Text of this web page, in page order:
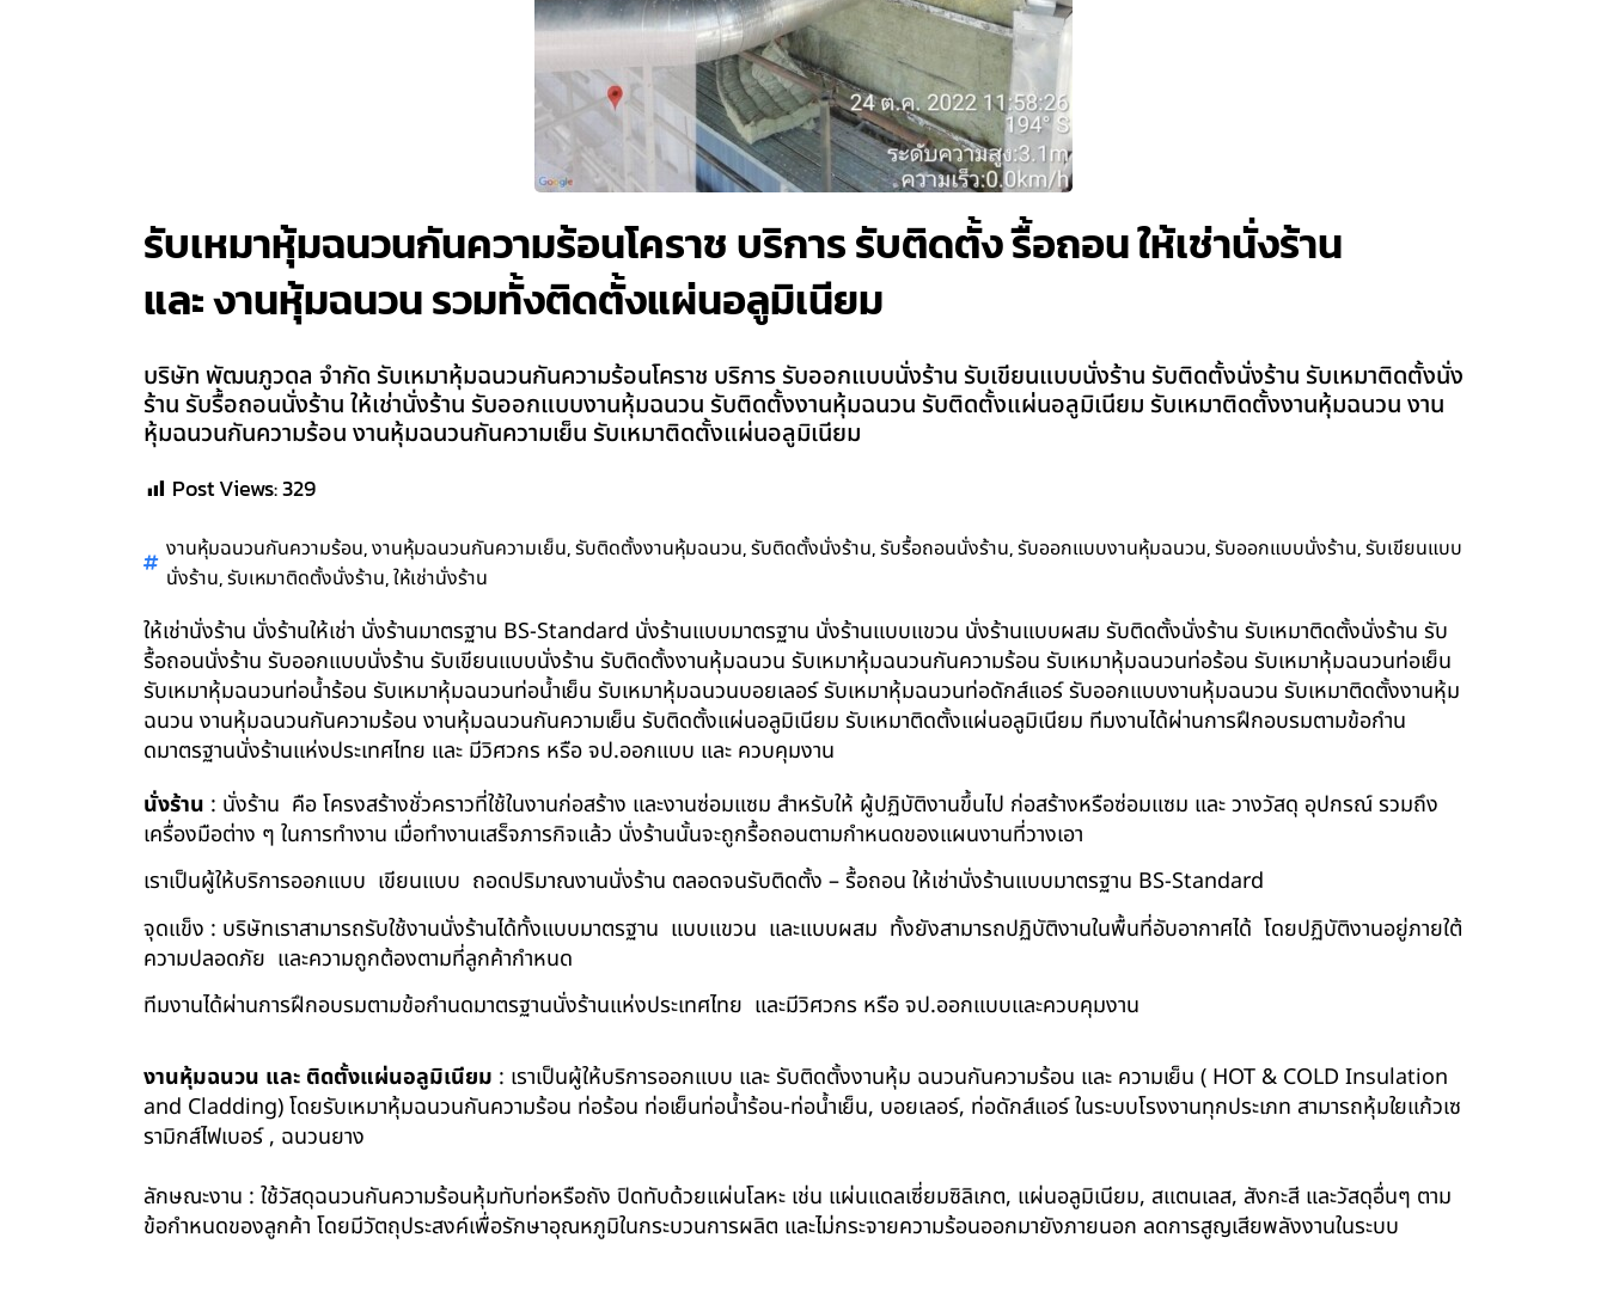
รับเหมาหุ้มฉนวนกันความร้อนโคราช บริการ รับติดตั้ง รื้อถอน ให้เช่านั่งร้าน
และ งานหุ้มฉนวน รวมทั้งติดตั้งแผ่นอลูมิเนียม
บริษัท พัฒนภูวดล จำกัด รับเหมาหุ้มฉนวนกันความร้อนโคราช บริการ รับออกแบบนั่งร้าน รับเขียนแบบนั่งร้าน รับติดตั้งนั่งร้าน รับเหมาติดตั้งนั่ง
ร้าน รับรื้อถอนนั่งร้าน ให้เช่านั่งร้าน รับออกแบบงานหุ้มฉนวน รับติดตั้งงานหุ้มฉนวน รับติดตั้งแผ่นอลูมิเนียม รับเหมาติดตั้งงานหุ้มฉนวน งาน
หุ้มฉนวนกันความร้อน งานหุ้มฉนวนกันความเย็น รับเหมาติดตั้งแผ่นอลูมิเนียม
Post Views:329
งานหุ้มฉนวนกันความร้อน,งานหุ้มฉนวนกันความเย็น,รับติดตั้งงานหุ้มฉนวน,รับติดตั้งนั่งร้าน,รับรื้อถอนนั่งร้าน,รับออกแบบงานหุ้มฉนวน,รับออกแบบนั่งร้าน,รับเขียนแบบ
นั่งร้าน,รับเหมาติดตั้งนั่งร้าน,ให้เช่านั่งร้าน
ให้เช่านั่งร้าน นั่งร้านให้เช่า นั่งร้านมาตรฐาน BS-Standard นั่งร้านแบบมาตรฐาน นั่งร้านแบบแขวน นั่งร้านแบบผสม รับติดตั้งนั่งร้าน รับเหมาติดตั้งนั่งร้าน รับ
รื้อถอนนั่งร้าน รับออกแบบนั่งร้าน รับเขียนแบบนั่งร้าน รับติดตั้งงานหุ้มฉนวน รับเหมาหุ้มฉนวนกันความร้อน รับเหมาหุ้มฉนวนท่อร้อน รับเหมาหุ้มฉนวนท่อเย็น
รับเหมาหุ้มฉนวนท่อน้ำร้อน รับเหมาหุ้มฉนวนท่อน้ำเย็น รับเหมาหุ้มฉนวนบอยเลอร์ รับเหมาหุ้มฉนวนท่อดักส์แอร์ รับออกแบบงานหุ้มฉนวน รับเหมาติดตั้งงานหุ้ม
ฉนวน งานหุ้มฉนวนกันความร้อน งานหุ้มฉนวนกันความเย็น รับติดตั้งแผ่นอลูมิเนียม รับเหมาติดตั้งแผ่นอลูมิเนียม ทีมงานได้ผ่านการฝึกอบรมตามข้อกำน
ดมาตรฐานนั่งร้านแห่งประเทศไทย และ มีวิศวกร หรือ จป.ออกแบบ และ ควบคุมงาน
นั่งร้าน : นั่งร้าน คือ โครงสร้างชั่วคราวที่ใช้ในงานก่อสร้าง และงานซ่อมแซม สำหรับให้ ผู้ปฏิบัติงานขึ้นไป ก่อสร้างหรือซ่อมแซม และ วางวัสดุ อุปกรณ์ รวมถึง
เครื่องมือต่าง ๆ ในการทำงาน เมื่อทำงานเสร็จภารกิจแล้ว นั่งร้านนั้นจะถูกรื้อถอนตามกำหนดของแผนงานที่วางเอา
เราเป็นผู้ให้บริการออกแบบ เขียนแบบ ถอดปริมาณงานนั่งร้าน ตลอดจนรับติดตั้ง – รื้อถอน ให้เช่านั่งร้านแบบมาตรฐาน BS-Standard
จุดแข็ง : บริษัทเราสามารถรับใช้งานนั่งร้านได้ทั้งแบบมาตรฐาน แบบแขวน และแบบผสม ทั้งยังสามารถปฏิบัติงานในพื้นที่อับอากาศได้ โดยปฏิบัติงานอยู่ภายใต้
ความปลอดภัย และความถูกต้องตามที่ลูกค้ากำหนด
ทีมงานได้ผ่านการฝึกอบรมตามข้อกำนดมาตรฐานนั่งร้านแห่งประเทศไทย และมีวิศวกร หรือ จป.ออกแบบและควบคุมงาน
งานหุ้มฉนวน และ ติดตั้งแผ่นอลูมิเนียม : เราเป็นผู้ให้บริการออกแบบ และ รับติดตั้งงานหุ้ม ฉนวนกันความร้อน และ ความเย็น ( HOT & COLD Insulation
and Cladding) โดยรับเหมาหุ้มฉนวนกันความร้อน ท่อร้อน ท่อเย็นท่อน้ำร้อน-ท่อน้ำเย็น, บอยเลอร์, ท่อดักส์แอร์ ในระบบโรงงานทุกประเภท สามารถหุ้มใยแก้วเซ
รามิกส์ไฟเบอร์ , ฉนวนยาง
ลักษณะงาน : ใช้วัสดุฉนวนกันความร้อนหุ้มทับท่อหรือถัง ปิดทับด้วยแผ่นโลหะ เช่น แผ่นแดลเซี่ยมซิลิเกต, แผ่นอลูมิเนียม, สแตนเลส, สังกะสี และวัสดุอื่นๆ ตาม
ข้อกำหนดของลูกค้า โดยมีวัตถุประสงค์เพื่อรักษาอุณหภูมิในกระบวนการผลิต และไม่กระจายความร้อนออกมายังภายนอก ลดการสูญเสียพลังงานในระบบ